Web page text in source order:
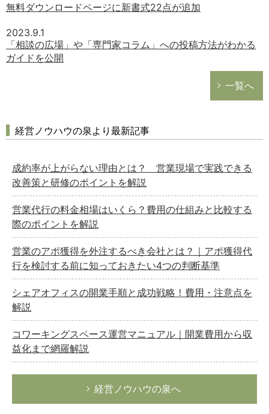
無料ダウンロードページに新書式22点が追加
2023.9.1
「相談の広場」や「専門家コラム」への投稿方法がわかる
ガイドを公開
一覧へ
経営ノウハウの泉より最新記事
成約率が上がらない理由とは？ 営業現場で実践できる
改善策と研修のポイントを解説
営業代行の料金相場はいくら？費用の仕組みと比較する
際のポイントを解説
営業のアポ獲得を外注するべき会社とは？｜アポ獲得代
行を検討する前に知っておきたい4つの判断基準
シェアオフィスの開業手順と成功戦略！費用・注意点を
解説
コワーキングスペース運営マニュアル｜開業費用から収
益化まで網羅解説
経営ノウハウの泉へ